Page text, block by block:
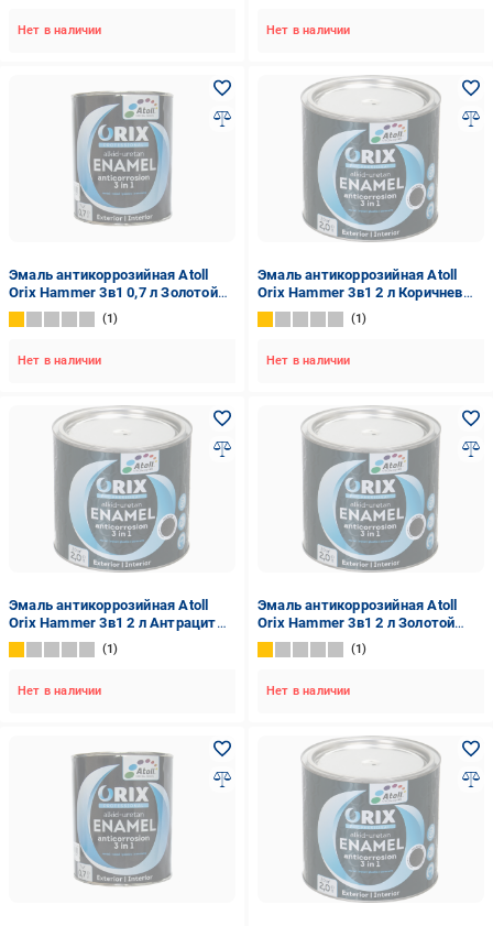
Нет в наличии Нет в наличии
Эмаль антикоррозийная Atoll
Orix Hammer 3в1 0,7 л Золотой
(2573828610)
1
Нет в наличии
Эмаль антикоррозийная Atoll
Orix Hammer 3в1 2 л Коричневый
(2573834169)
1
Нет в наличии
Эмаль антикоррозийная Atoll
Orix Hammer 3в1 2 л Антрацит
(2573816073)
1
Нет в наличии
Эмаль антикоррозийная Atoll
Orix Hammer 3в1 2 л Золотой
(2573831742)
1
Нет в наличии